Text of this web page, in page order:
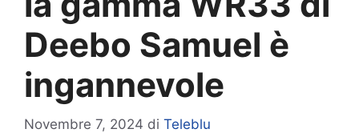
Deebo Samuel è
ingannevole
Novembre 7, 2024 di Teleblu